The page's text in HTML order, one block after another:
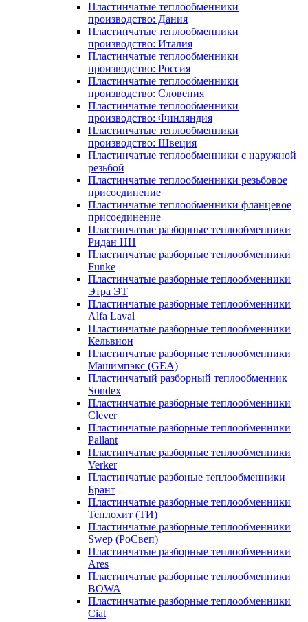
Пластинчатые теплообменники
производство: Дания
Пластинчатые теплообменники
производство: Италия
Пластинчатые теплообменники
производство: Россия
Пластинчатые теплообменники
производство: Словения
Пластинчатые теплообменники
производство: Финляндия
Пластинчатые теплообменники
производство: Швеция
Пластинчатые теплообменники с наружной
резьбой
Пластинчатые теплообменники резьбовое
присоединение
Пластинчатые теплообменники фланцевое
присоединение
Пластинчатые разборные теплообменники
Ридан НН
Пластинчатые разборные теплообменники
Funke
Пластинчатые разборные теплообменники
Этра ЭТ
Пластинчатые разборные теплообменники
Alfa Laval
Пластинчатые разборные теплообменники
Кельвион
Пластинчатые разборные теплообменники
Машимпэкс (GEA)
Пластинчатый разборный теплообменник
Sondex
Пластинчатые разборные теплообменники
Clever
Пластинчатые разборные теплообменники
Pallant
Пластинчатые разборные теплообменники
Verker
Пластинчатые разбоные теплообменники
Брант
Пластинчатые разборные теплообменники
Теплохит (ТИ)
Пластинчатые разборные теплообменники
Swep (РоСвеп)
Пластинчатые разборные теплообменники
Ares
Пластинчатые разборные теплообменники
BOWA
Пластинчатые разборные теплообменники
Ciat